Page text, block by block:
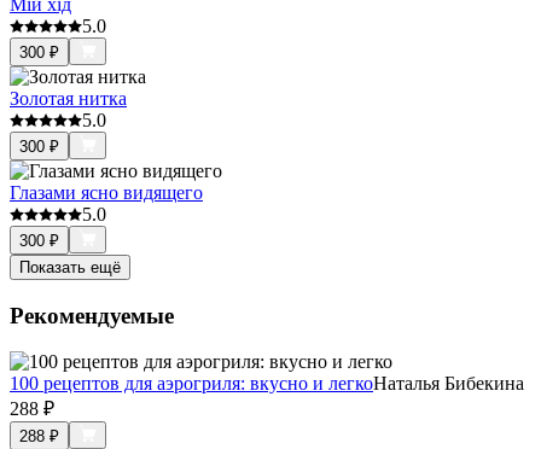
Мій хід
5.0
300 ₽
Золотая нитка
5.0
300 ₽
Глазами ясно видящего
5.0
300 ₽
Показать ещё
Рекомендуемые
100 рецептов для аэрогриля: вкусно и легкоНаталья Бибекина
288 ₽
288 ₽